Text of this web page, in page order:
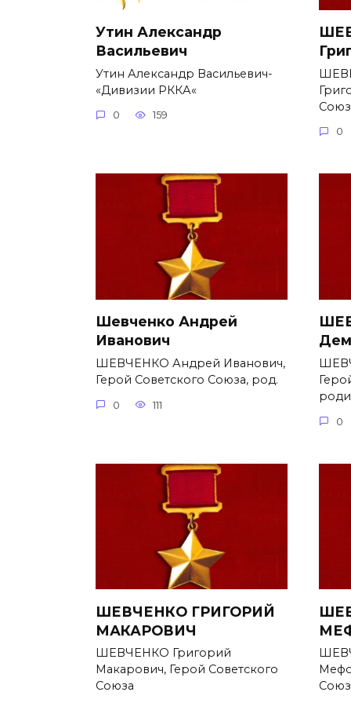
Утин Александр
Васильевич
Утин Александр Васильевич-
«Дивизии РККА«
0 159
0
Шевченко Андрей
Иванович
ШЕВЧЕНКО Андрей Иванович,
Герой Советского Союза, род.
0 111
0
ШЕВЧЕНКО ГРИГОРИЙ
МАКАРОВИЧ
ШЕВЧЕНКО Григорий
Макарович, Герой Советского
Союза